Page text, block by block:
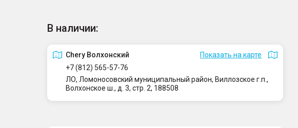
В наличии:
Сhery Волхонский
Показать на карте
+7 (812) 565-57-76
ЛО, Ломоносовский муниципальный район, Виллозское г.п.,
Волхонское ш., д. 3, стр. 2, 188508